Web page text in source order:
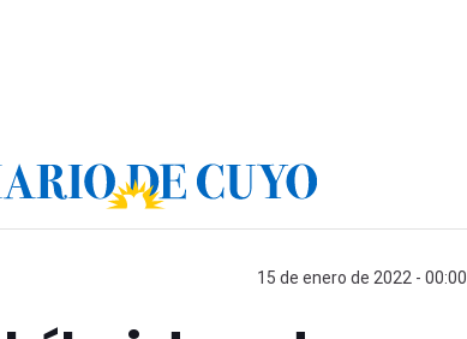
15 de enero de 2022 - 00:00